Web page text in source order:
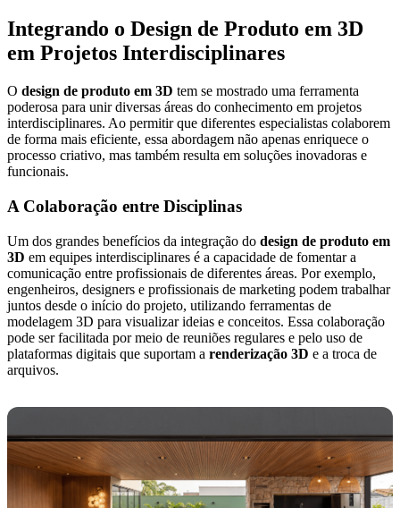
Integrando o Design de Produto em 3D
em Projetos Interdisciplinares
O design de produto em 3D tem se mostrado uma ferramenta
poderosa para unir diversas áreas do conhecimento em projetos
interdisciplinares. Ao permitir que diferentes especialistas colaborem
de forma mais eficiente, essa abordagem não apenas enriquece o
processo criativo, mas também resulta em soluções inovadoras e
funcionais.
A Colaboração entre Disciplinas
Um dos grandes benefícios da integração do design de produto em
3D em equipes interdisciplinares é a capacidade de fomentar a
comunicação entre profissionais de diferentes áreas. Por exemplo,
engenheiros, designers e profissionais de marketing podem trabalhar
juntos desde o início do projeto, utilizando ferramentas de
modelagem 3D para visualizar ideias e conceitos. Essa colaboração
pode ser facilitada por meio de reuniões regulares e pelo uso de
plataformas digitais que suportam a renderização 3D e a troca de
arquivos.